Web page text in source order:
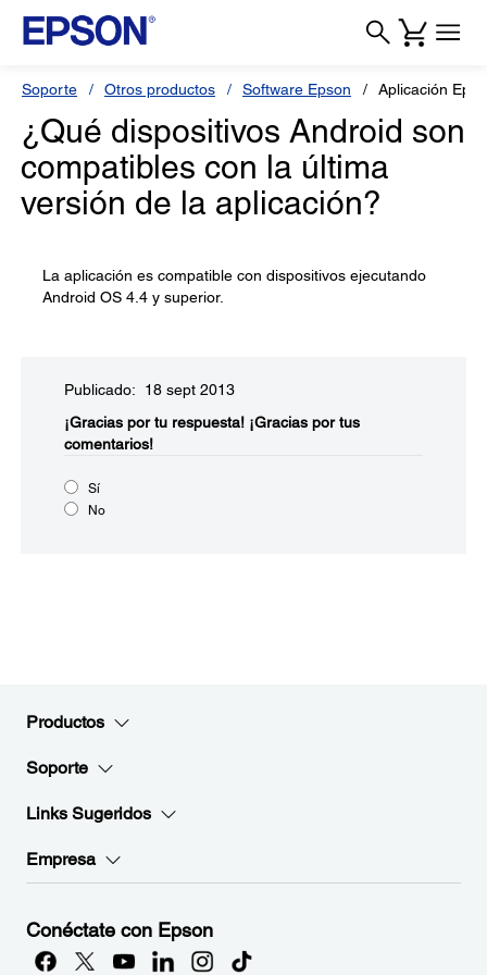
Soporte Otros productos Software Epson Aplicación
¿Qué dispositivos Android son
compatibles con la última
versión de la aplicación?
La aplicación es compatible con dispositivos ejecutando
Android OS 4.4 y superior.
Publicado: 18 sept 2013
¡Gracias por tu respuesta! ¡Gracias por tus
comentarios!
Sí
No
Productos
Soporte
Links Sugeridos
Empresa
Conéctate con Epson